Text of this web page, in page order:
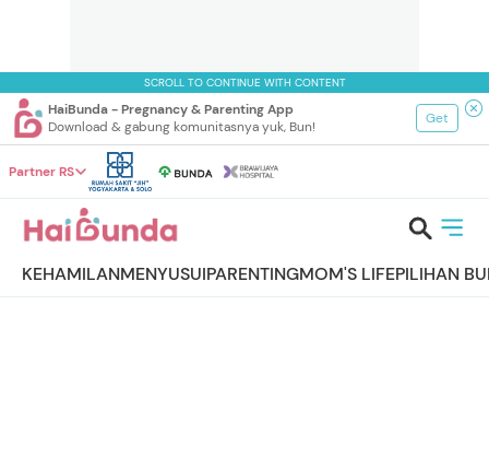
SCROLL TO CONTINUE WITH CONTENT
HaiBunda - Pregnancy & Parenting App
Download & gabung komunitasnya yuk, Bun!
Get
Partner RS
KEHAMILANMENYUSUIPARENTINGMOM'S LIFEPILIHAN